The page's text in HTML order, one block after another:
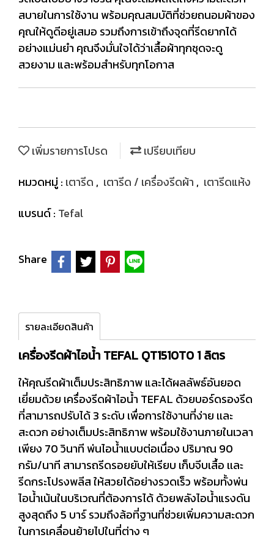
สบายในการใช้งาน พร้อมคุณสมบัติที่ช่วยถนอมผ้าของ
คุณให้ดูดีอยู่เสมอ รวมถึงการเข้าถึงจุดที่รีดยากได้
อย่างแม่นยำ คุณจึงมั่นใจได้ว่าเสื้อผ้าทุกชุดจะดู
สวยงาม และพร้อมสำหรับทุกโอกาส
เพิ่มรายการโปรด
เปรียบเทียบ
หมวดหมู่ : เตารีด , เตารีด / เครื่องรีดผ้า , เตารีดแห้ง
แบรนด์ : Tefal
Share
รายละเอียดสินค้า
เครื่องรีดผ้าไอน้ำ TEFAL QT1510T0 1 ลิตร
ให้คุณรีดผ้าเต็มประสิทธิภาพ และได้ผลลัพธ์อันยอด
เยี่ยมด้วย เครื่องรีดผ้าไอน้ำ TEFAL ด้วยบอร์ดรองรีด
ที่สามารถปรับได้ 3 ระดับ เพื่อการใช้งานที่ง่าย เเละ
สะดวก อย่างเต็มประสิทธิภาพ พร้อมใช้งานภายในเวลา
เพียง 70 วินาที พ่นไอน้ำแบบต่อเนื่อง ปริมาณ 90
กรัม/นาที สามารถรีดรอยยับให้เรียบ เก็บจีบเสื้อ เเละ
รีดกระโปรงพลีส ให้สวยได้อย่างรวดเร็ว พร้อมทั้งพ่น
ไอน้ำเน้นในบริเวณที่ต้องการได้ ด้วยพลังไอน้ำแรงดัน
สูงสุดถึง 5 บาร์ รวมถึงล้อที่ฐานที่ช่วยเพิ่มความสะดวก
ในการเคลื่อนย้ายไปในที่ต่าง ๆ